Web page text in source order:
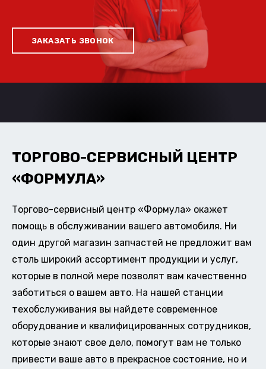
ЗАКАЗАТЬ ЗВОНОК
ТОРГОВО-СЕРВИСНЫЙ ЦЕНТР
«ФОРМУЛА»
Торгово-сервисный центр «Формула» окажет
помощь в обслуживании вашего автомобиля. Ни
один другой магазин запчастей не предложит вам
столь широкий ассортимент продукции и услуг,
которые в полной мере позволят вам качественно
заботиться о вашем авто. На нашей станции
техобслуживания вы найдете современное
оборудование и квалифицированных сотрудников,
которые знают свое дело, помогут вам не только
привести ваше авто в прекрасное состояние, но и